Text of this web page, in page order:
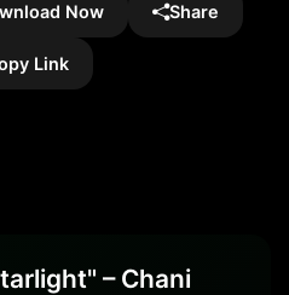
Now Share
Link
– Chani